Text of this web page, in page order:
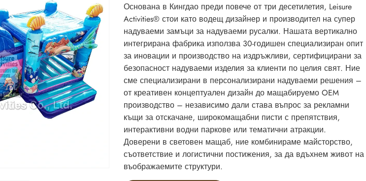
Основана в Кингдао преди повече от три десетилетия, Leisure
Activities® стои като водещ дизайнер и производител на супер
надуваеми замъци за надуваеми русалки. Нашата вертикално
интегрирана фабрика използва 30-годишен специализиран опит
за иновации и производство на издръжливи, сертифицирани за
безопасност надуваеми изделия за клиенти по целия свят. Ние
сме специализирани в персонализирани надуваеми решения –
от креативен концептуален дизайн до мащабируемо OEM
производство – независимо дали става въпрос за рекламни
къщи за отскачане, широкомащабни писти с препятствия,
интерактивни водни паркове или тематични атракции.
Доверени в световен мащаб, ние комбинираме майсторство,
съответствие и логистични постижения, за да вдъхнем живот на
въображаемите структури.